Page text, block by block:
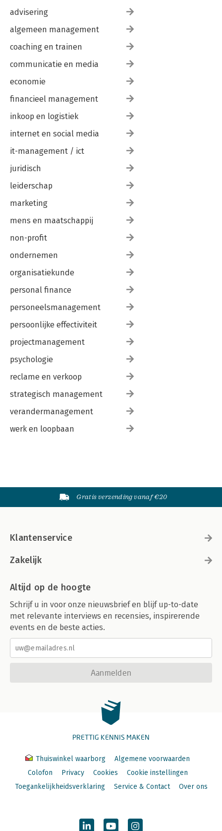
advisering
algemeen management
coaching en trainen
communicatie en media
economie
financieel management
inkoop en logistiek
internet en social media
it-management / ict
juridisch
leiderschap
marketing
mens en maatschappij
non-profit
ondernemen
organisatiekunde
personal finance
personeelsmanagement
persoonlijke effectiviteit
projectmanagement
psychologie
reclame en verkoop
strategisch management
verandermanagement
werk en loopbaan
Gratis verzending vanaf €20
Klantenservice
Zakelijk
Altijd op de hoogte
Schrijf u in voor onze nieuwsbrief en blijf up-to-date
met relevante interviews en recensies, inspirerende
events en de beste acties.
Aanmelden
PRETTIG KENNIS MAKEN
Thuiswinkel waarborg
Algemene voorwaarden
Colofon
Privacy Cookies
Cookie instellingen
Toegankelijkheidsverklaring
Service & Contact Over ons